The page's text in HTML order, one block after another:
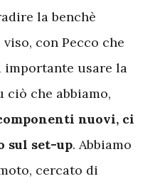
la benchè
con Pecco che
importante usare la
ciò che abbiamo,
nuovi, ci
sul set-up. Abbiamo
cercato di